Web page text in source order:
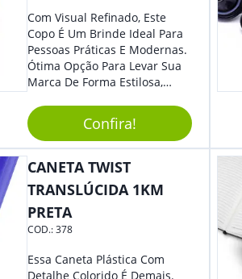
Com Visual Refinado, Este
Copo É Um Brinde Ideal Para
Pessoas Práticas E Modernas.
Ótima Opção Para Levar Sua
Marca De Forma Estilosa,
Empresa Em Eventos,
Reuniões Corporativas Ou Até
Mesmo Para Presentear
Colaboradores.
Confira!
CANETA TWIST
TRANSLÚCIDA 1KM
PRETA
COD.:378
Essa Caneta Plástica Com
Detalhe Colorido É Demais.